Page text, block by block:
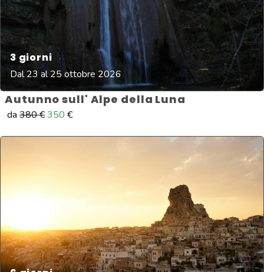
3 giorni
Dal 23 al 25 ottobre 2026
Autunno sull' Alpe della Luna
da 380€350 €